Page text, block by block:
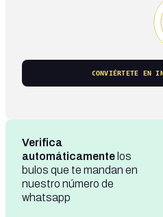
CONVIÉRTETE EN
Verifica
automáticamente los
bulos que te mandan en
nuestro número de
whatsapp